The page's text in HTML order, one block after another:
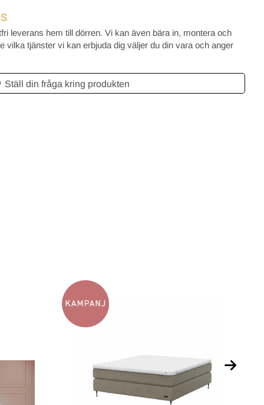
Snabb betalning och sen oerhörd
snabb leverans.
leverans hem till dörren. Vi kan även bära in, montera och
vilka tjänster vi kan erbjuda dig väljer du din vara och anger
Ställ din fråga kring produkten